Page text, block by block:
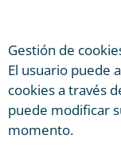
Gestión de
El usuario puede
cookies a través
puede modificar
momento.